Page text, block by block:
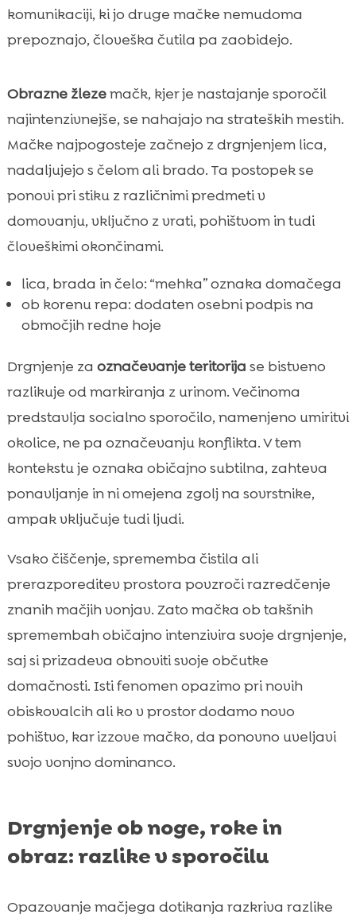
komunikaciji, ki jo druge mačke nemudoma
prepoznajo, človeška čutila pa zaobidejo.
Obrazne žlezemačk, kjer je nastajanje sporočil
najintenzivnejše, se nahajajo na strateških mestih.
Mačke najpogosteje začnejo z drgnjenjem lica,
nadaljujejo s čelom ali brado. Ta postopek se
ponovi pri stiku z različnimi predmeti v
domovanju, vključno z vrati, pohištvom in tudi
človeškimi okončinami.
lica, brada in čelo: “mehka” oznaka domačega
ob korenu repa: dodaten osebni podpis na
območjih redne hoje
Drgnjenje za označevanje teritorija se bistveno
razlikuje od markiranja z urinom. Večinoma
predstavlja socialno sporočilo, namenjeno umiritvi
okolice, ne pa označevanju konflikta. V tem
kontekstu je oznaka običajno subtilna, zahteva
ponavljanje in ni omejena zgolj na sovrstnike,
ampak vključuje tudi ljudi.
Vsako čiščenje, sprememba čistila ali
prerazporeditev prostora povzroči razredčenje
znanih mačjih vonjav. Zato mačka ob takšnih
spremembah običajno intenzivira svoje drgnjenje,
saj si prizadeva obnoviti svoje občutke
domačnosti. Isti fenomen opazimo pri novih
obiskovalcih ali ko v prostor dodamo novo
pohištvo, kar izzove mačko, da ponovno uveljavi
svojo vonjno dominanco.
Drgnjenje ob noge, roke in
obraz: razlike v sporočilu
Opazovanje mačjega dotikanja razkriva razlike